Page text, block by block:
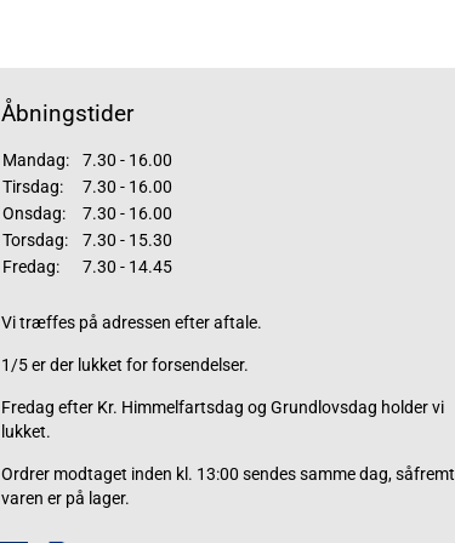
Åbningstider
Mandag:
7.30 - 16.00
Tirsdag:
7.30 - 16.00
Onsdag:
7.30 - 16.00
Torsdag:
7.30 - 15.30
Fredag:
7.30 - 14.45
Vi træffes på adressen efter aftale.
1/5 er der lukket for forsendelser.
Fredag efter Kr. Himmelfartsdag og Grundlovsdag holder vi
lukket.
Ordrer modtaget inden kl. 13:00 sendes samme dag, såfremt
varen er på lager.